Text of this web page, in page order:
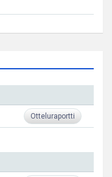
Otteluraportti